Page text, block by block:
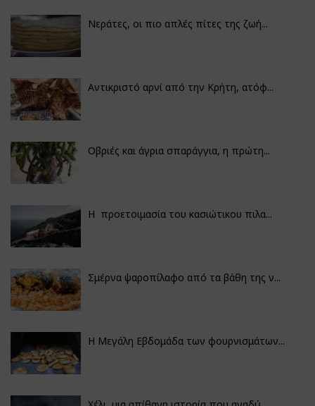
Νεράτες, οι πιο απλές πίτες της ζωή...
Αντικριστό αρνί από την Κρήτη, ατόφ...
Οβριές και άγρια σπαράγγια, η πρώτη...
Η προετοιμασία του κασιώτικου πιλα...
Σμέρνα ψαροπίλαφο από τα βάθη της ν...
Η Μεγάλη Εβδομάδα των φουρνισμάτων...